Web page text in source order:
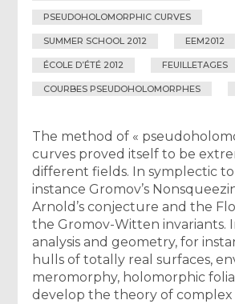
PSEUDOHOLOMORPHIC CURVES
SUMMER SCHOOL 2012 EEM2012
ÉCOLE D’ÉTÉ 2012 FEUILLETAGES
COURBES PSEUDOHOLOMORPHES
The method of «
curves proved itself to be
different fields. In symplectic
instance Gromov’s
Arnold’s conjecture and the
the Gromov-Witten invariants.
analysis and geometry, for
hulls of totally real surfaces,
meromorphy, holomorphic
develop the theory of complex